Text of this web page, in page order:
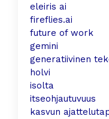
eleiris ai
fireflies.ai
future of work
gemini
generatiivinen
holvi
isolta
itseohjautuvuus
kasvun